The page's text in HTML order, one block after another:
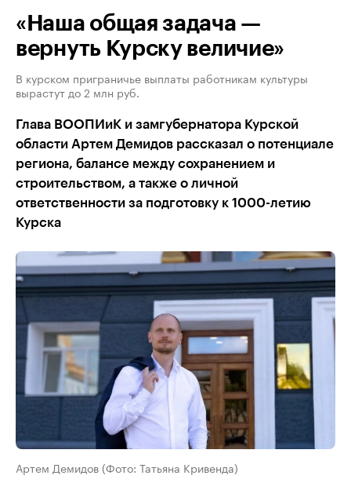
«Наша общая задача —
вернуть Курску величие»
В курском приграничье выплаты работникам культуры
вырастут до 2 млн руб.
Глава ВООПИиК и замгубернатора Курской
области Артем Демидов рассказал о потенциале
региона, балансе между сохранением и
строительством, а также о личной
ответственности за подготовку к 1000-летию
Курска
Артем Демидов (Фото: Татьяна Кривенда)